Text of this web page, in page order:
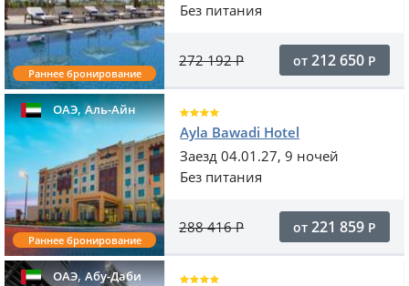
Раннее бронирование
Без питания
272 192Р от 212 650 Р
ОАЭ,Аль-Айн
Раннее бронирование
Ayla Bawadi Hotel
Заезд 04.01.27, 9 ночей
Без питания
288 416Р от 221 859 Р
ОАЭ,Абу-Даби